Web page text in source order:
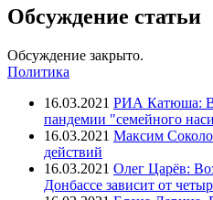
Обсуждение статьи
Обсуждение закрыто.
Политика
16.03.2021 РИА Катюша:
пандемии "семейного
16.03.2021 Максим
действий
16.03.2021 Олег Царёв:
Донбассе зависит от